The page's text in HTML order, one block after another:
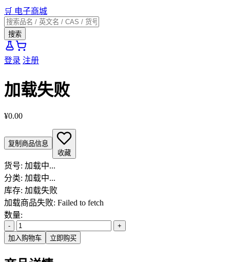
🛒 电子商城
搜索
登录 注册
加载失败
¥0.00
复制商品信息
收藏
货号: 加载中...
分类: 加载中...
库存: 加载失败
加载商品失败: Failed to fetch
数量:
-
+
加入购物车
立即购买